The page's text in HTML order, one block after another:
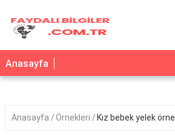
Anasayfa
Anasayfa Örnekleri Kız bebek yelek